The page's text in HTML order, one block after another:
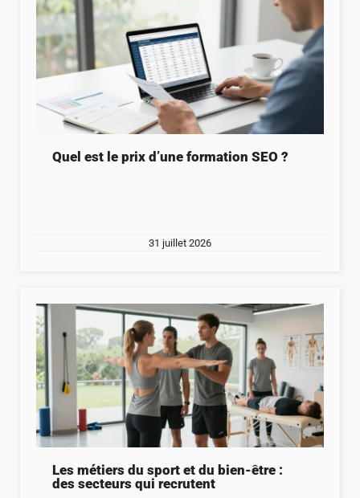
Quel est le prix d’une formation SEO ?
31 juillet 2026
Les métiers du sport et du bien-être :
des secteurs qui recrutent